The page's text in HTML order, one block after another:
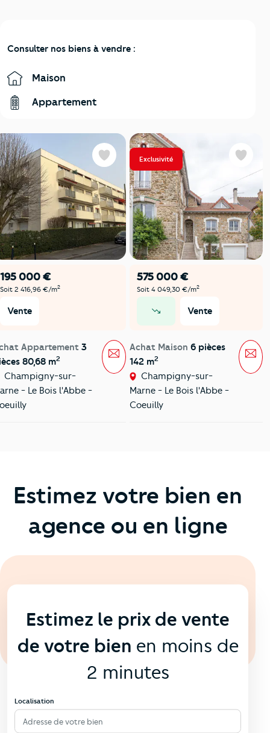
Consulter nos biens à vendre :
Maison
Appartement
195 000 €
Soit 2 416,96 €/m2
Vente
Appartement 3
80,68 m2
Champigny-sur-
- Le Bois l'Abbe -
Favoris
Message
Exclusivité
575 000 €
Soit 4 049,30 €/m2
Vente
Achat Maison 6 pièces
142 m2
Champigny-sur-
Marne - Le Bois l'Abbe -
Coeuilly
Favoris
Estimez votre bien en
agence ou en ligne
Estimez le prix de vente
de votre bien en moins de
2 minutes
Localisation
Adresse de votre bien